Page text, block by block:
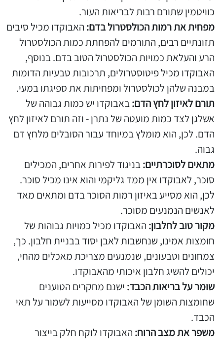
כוויטמין שתורם רבות לבריאות העור.
מפחית את רמות הכולסטרול בדם: האבוקדו מכיל סיבים
תזונתיים רבים, התורמים להפחתת כמות הכולסטרול
הרע והעלאת כמויות הכולסטרול הטוב בדם. בנוסף,
האבוקדו מכיל פיטוסטרולים, תרכובות טבעיות הדומות
במבנה שלהן לכולסטרול ומפחיתות את ספיגתו במעי.
תורם לאיזון לחץ הדם:באבוקדו יש כמות גבוהה של
אשלגן לצד כמות מועטה של נתרן - וזה תורם לאיזון לחץ
הדם. לכן, הוא מומלץ במיוחד עבור הסובלים מלחץ דם
גבוה.
מתאים לסוכרתיים:בניגוד לפירות אחרים, המכילים
סוכר, לאבוקדו אין ממד גליקמי והוא אינו מכיל סוכר.
לכן, הוא מסייע באיזון רמות הסוכר בדם ומתאים מאד
לאנשים הנמנעים מסוכר.
מקור טוב לחלבון: האבוקדו מכיל כמויות גבוהות של
חומצות אמינו, שנחשבות לאבן יסוד בבניית חלבון. כך,
צמחונים וטבעונים, שנמנעים מצריכת מאכלים מהחי,
יכולים להשיג חלבון איכותי מהאבוקדו.
שומר על בריאות הכבד: ישנם מחקרים הטוענים
שחומצות השומן של האבוקדו מסייעות לשמור על תאי
הכבד.
משפר את מצב הרוח: האבוקדו לוקח חלק בייצור